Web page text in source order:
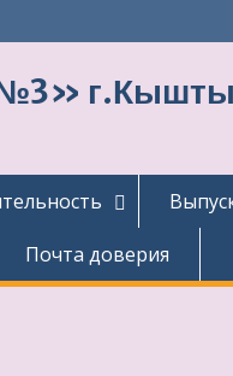
Почта доверия